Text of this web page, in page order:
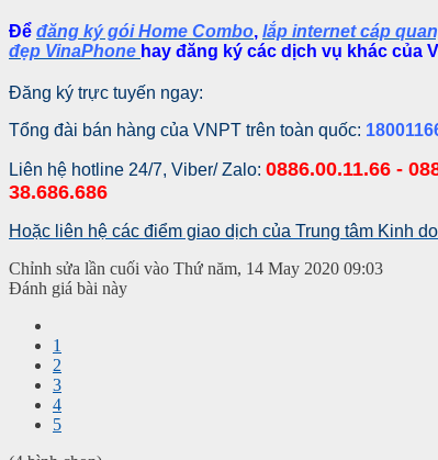
Để đăng ký gói Home Combo, lắp internet cáp
đẹp VinaPhone hay đăng ký các dịch vụ khác của
Đăng ký trực tuyến ngay:
Tổng đài bán hàng của VNPT trên toàn quốc:
Liên hệ hotline 24/7, Viber/ Zalo: 0886.00.11.66 -
38.686.686
Hoặc liên hệ các điểm giao dịch của Trung tâm Kinh
Chỉnh sửa lần cuối vào Thứ năm, 14 May 2020 09:03
Đánh giá bài này
1
2
3
4
5